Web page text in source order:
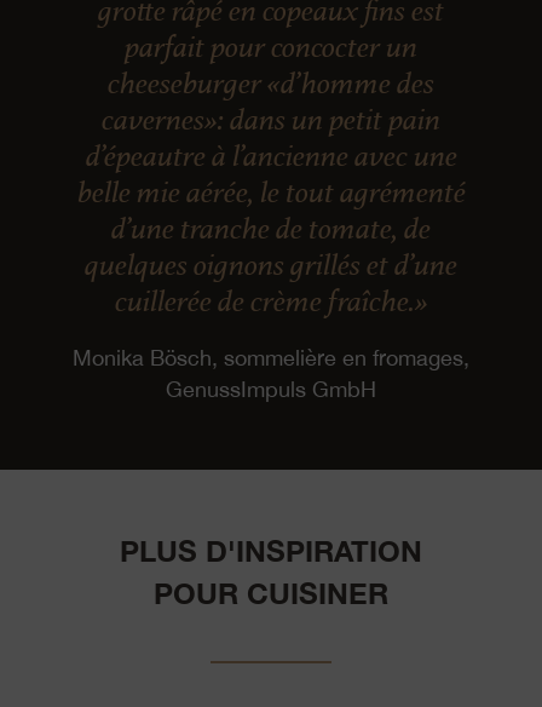
grotte râpé en copeaux fins est
parfait pour concocter un
cheeseburger «d’homme des
cavernes»: dans un petit pain
d’épeautre à l’ancienne avec une
belle mie aérée, le tout agrémenté
d’une tranche de tomate, de
quelques oignons grillés et d’une
cuillerée de crème fraîche.»
Monika Bösch, sommelière en fromages,
GenussImpuls GmbH
PLUS D'INSPIRATION
POUR CUISINER